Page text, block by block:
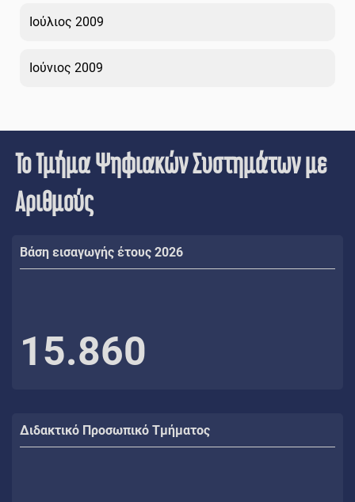
Ιούλιος 2009
Ιούνιος 2009
Το Τμήμα Ψηφιακών Συστημάτων με
Αριθμούς
Βάση εισαγωγής έτους 2026
15.860
Διδακτικό Προσωπικό Τμήματος